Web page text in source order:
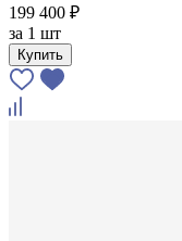
199 400 ₽
за 1 шт
Купить